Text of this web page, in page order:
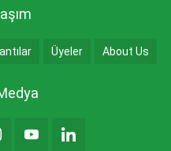
Üyeler About Us